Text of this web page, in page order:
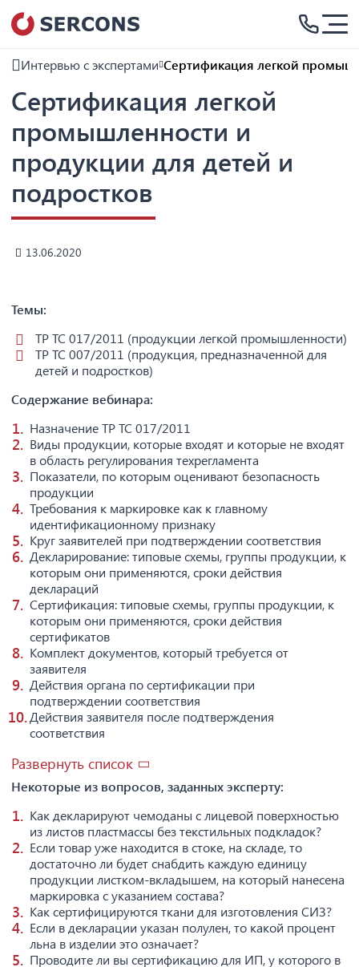
Интервью с экспертами Сертификация легкой
Сертификация легкой
промышленности и
продукции для детей и
подростков
13.06.2020
Темы:
ТР ТС 017/2011 (продукции легкой промышленности)
ТР ТС 007/2011 (продукция, предназначенной для
детей и подростков)
Содержание вебинара:
Назначение ТР ТС 017/2011
Виды продукции, которые входят и которые не входят
в область регулирования техрегламента
Показатели, по которым оценивают безопасность
продукции
Требования к маркировке как к главному
идентификационному признаку
Круг заявителей при подтверждении соответствия
Декларирование: типовые схемы, группы продукции, к
которым они применяются, сроки действия
деклараций
Сертификация: типовые схемы, группы продукции, к
которым они применяются, сроки действия
сертификатов
Комплект документов, который требуется от
заявителя
Действия органа по сертификации при
подтверждении соответствия
Действия заявителя после подтверждения
соответствия
Развернуть список
Некоторые из вопросов, заданных эксперту:
Как декларируют чемоданы с лицевой поверхностью
из листов пластмассы без текстильных подкладок?
Если товар уже находится в стоке, на складе, то
достаточно ли будет снабдить каждую единицу
продукции листком-вкладышем, на который нанесена
маркировка с указанием состава?
Как сертифицируются ткани для изготовления СИЗ?
Если в декларации указан полулен, то какой процент
льна в изделии это означает?
Проводите ли вы сертификацию для ИП, у которого в